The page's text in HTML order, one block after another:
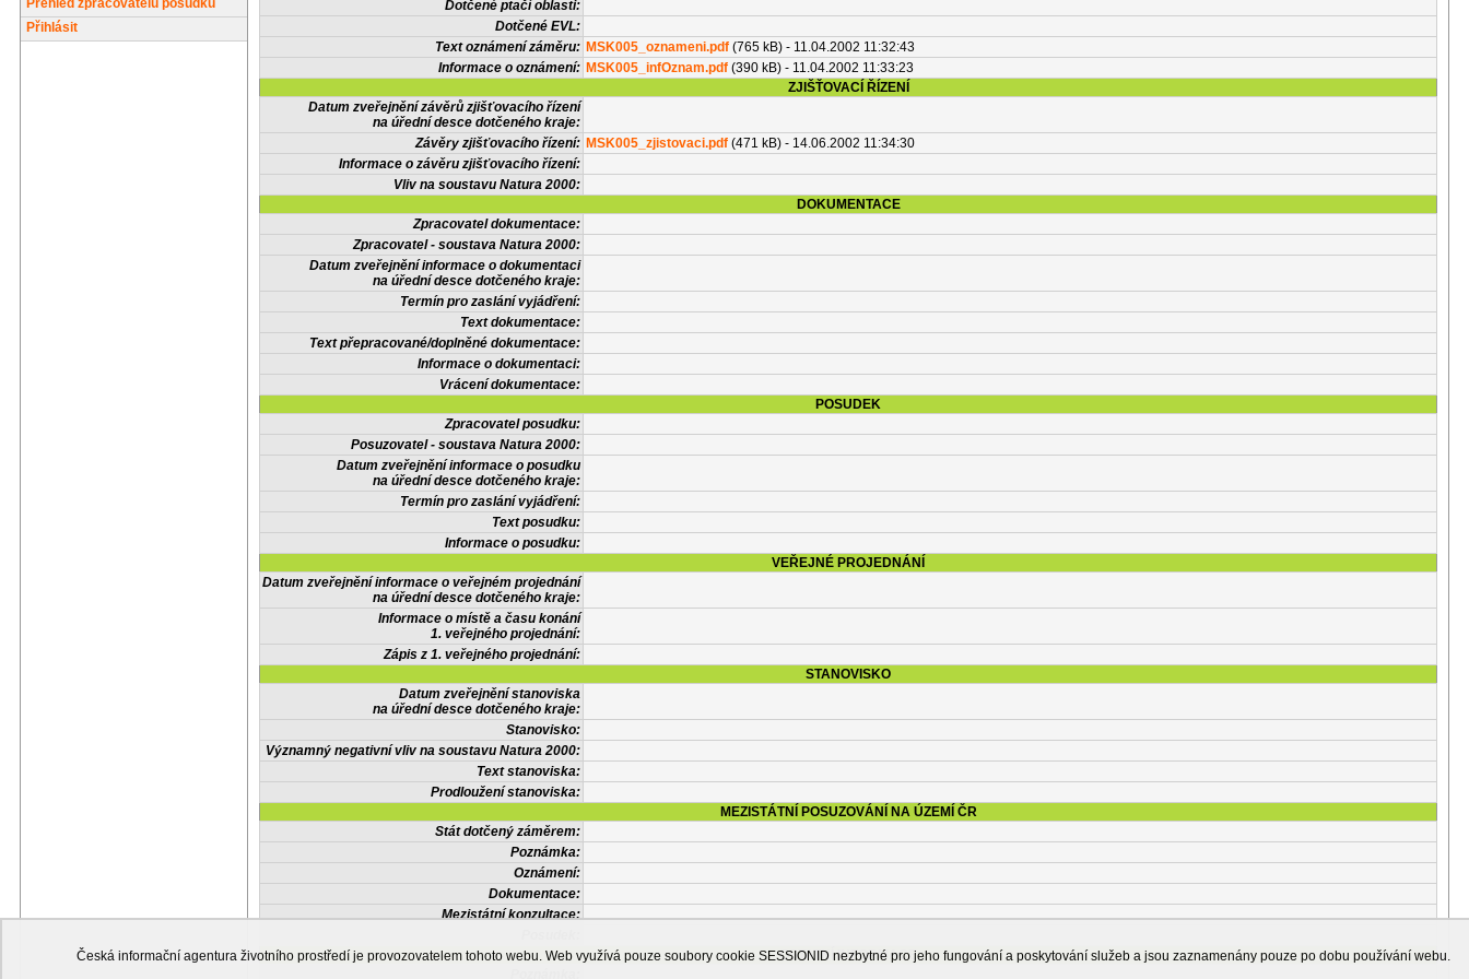
Přehled zpracovatelů posudků
Přihlásit
Dotčené ptačí oblasti:
Dotčené EVL:
Text oznámení záměru: MSK005_oznameni.pdf (765 kB) - 11.04.2002 11:32:43
Informace o oznámení: MSK005_infOznam.pdf (390 kB) - 11.04.2002 11:33:23
ZJIŠŤOVACÍ ŘÍZENÍ
Datum zveřejnění závěrů zjišťovacího řízení
na úřední desce dotčeného kraje:
Závěry zjišťovacího řízení: MSK005_zjistovaci.pdf (471 kB) - 14.06.2002 11:34:30
Informace o závěru zjišťovacího řízení:
Vliv na soustavu Natura 2000:
DOKUMENTACE
Zpracovatel dokumentace:
Zpracovatel - soustava Natura 2000:
Datum zveřejnění informace o dokumentaci
na úřední desce dotčeného kraje:
Termín pro zaslání vyjádření:
Text dokumentace:
Text přepracované/doplněné dokumentace:
Informace o dokumentaci:
Vrácení dokumentace:
POSUDEK
Zpracovatel posudku:
Posuzovatel - soustava Natura 2000:
Datum zveřejnění informace o posudku
na úřední desce dotčeného kraje:
Termín pro zaslání vyjádření:
Text posudku:
Informace o posudku:
VEŘEJNÉ PROJEDNÁNÍ
Datum zveřejnění informace o veřejném projednání
na úřední desce dotčeného kraje:
Informace o místě a času konání
1. veřejného projednání:
Zápis z 1. veřejného projednání:
STANOVISKO
Datum zveřejnění stanoviska
na úřední desce dotčeného kraje:
Stanovisko:
Významný negativní vliv na soustavu Natura 2000:
Text stanoviska:
Prodloužení stanoviska:
MEZISTÁTNÍ POSUZOVÁNÍ NA ÚZEMÍ ČR
Stát dotčený záměrem:
Poznámka:
Oznámení:
Dokumentace:
Mezistátní konzultace:
OSTATNÍ INFORMACE
Česká informační agentura životního prostředí je provozovatelem tohoto webu. Web využívá pouze soubory cookie SESSIONID nezbytné pro jeho fungování a poskytování služeb a jsou zaznamenány pouze po dobu používání webu.